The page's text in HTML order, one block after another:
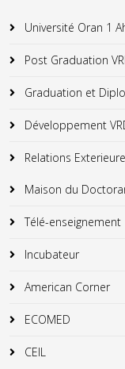
Université Oran 1
Post Graduation
Graduation et
Développement
Relations
Maison du
Télé-enseignement
Incubateur
American Corner
ECOMED
CEIL